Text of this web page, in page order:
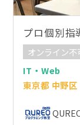
プロ個別指
オンライン不
IT・Web
東京都 中野区